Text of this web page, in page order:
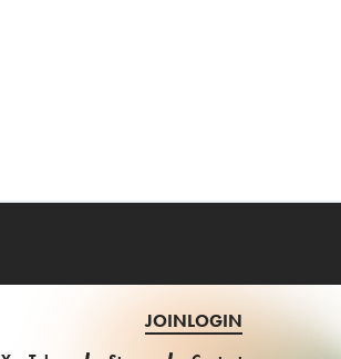
JOINLOGIN